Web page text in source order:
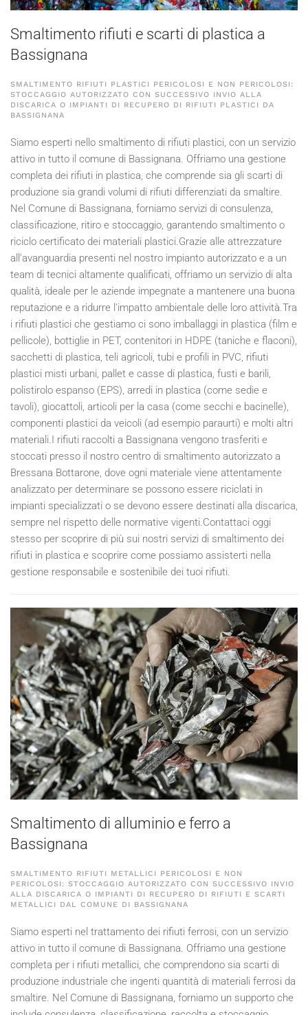
Smaltimento rifiuti e scarti di plastica a
Bassignana
SMALTIMENTO RIFIUTI PLASTICI PERICOLOSI E NON PERICOLOSI:
STOCCAGGIO AUTORIZZATO CON SUCCESSIVO INVIO ALLA
DISCARICA O IMPIANTI DI RECUPERO DI RIFIUTI PLASTICI DA
BASSIGNANA
Siamo esperti nello smaltimento di rifiuti plastici, con un servizio
attivo in tutto il comune di Bassignana. Offriamo una gestione
completa dei rifiuti in plastica, che comprende sia gli scarti di
produzione sia grandi volumi di rifiuti differenziati da smaltire.
Nel Comune di Bassignana, forniamo servizi di consulenza,
classificazione, ritiro e stoccaggio, garantendo smaltimento o
riciclo certificato dei materiali plastici.Grazie alle attrezzature
all'avanguardia presenti nel nostro impianto autorizzato e a un
team di tecnici altamente qualificati, offriamo un servizio di alta
qualità, ideale per le aziende impegnate a mantenere una buona
reputazione e a ridurre l'impatto ambientale delle loro attività.Tra
i rifiuti plastici che gestiamo ci sono imballaggi in plastica (film e
pellicole), bottiglie in PET, contenitori in HDPE (taniche e flaconi),
sacchetti di plastica, teli agricoli, tubi e profili in PVC, rifiuti
plastici misti urbani, pallet e casse di plastica, fusti e barili,
polistirolo espanso (EPS), arredi in plastica (come sedie e
tavoli), giocattoli, articoli per la casa (come secchi e bacinelle),
componenti plastici da veicoli (ad esempio paraurti) e molti altri
materiali.I rifiuti raccolti a Bassignana vengono trasferiti e
stoccati presso il nostro centro di smaltimento autorizzato a
Bressana Bottarone, dove ogni materiale viene attentamente
analizzato per determinare se possono essere riciclati in
impianti specializzati o se devono essere destinati alla discarica,
sempre nel rispetto delle normative vigenti.Contattaci oggi
stesso per scoprire di più sui nostri servizi di smaltimento dei
rifiuti in plastica e scoprire come possiamo assisterti nella
gestione responsabile e sostenibile dei tuoi rifiuti.
Smaltimento di alluminio e ferro a
Bassignana
SMALTIMENTO RIFIUTI METALLICI PERICOLOSI E NON
PERICOLOSI: STOCCAGGIO AUTORIZZATO CON SUCCESSIVO INVIO
ALLA DISCARICA O IMPIANTI DI RECUPERO DI RIFIUTI E SCARTI
METALLICI DAL COMUNE DI BASSIGNANA
Siamo esperti nel trattamento dei rifiuti ferrosi, con un servizio
attivo in tutto il comune di Bassignana. Offriamo una gestione
completa per i rifiuti metallici, che comprendono sia scarti di
produzione industriale che ingenti quantità di materiali ferrosi da
smaltire. Nel Comune di Bassignana, forniamo un supporto che